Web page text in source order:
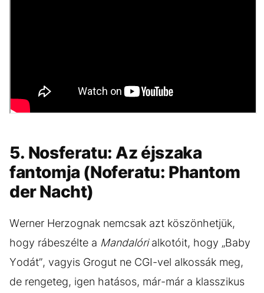
5. Nosferatu: Az éjszaka
fantomja (Noferatu: Phantom
der Nacht)
Werner Herzognak nemcsak azt köszönhetjük,
hogy rábeszélte a Mandalórialkotóit, hogy „Baby
Yodát”, vagyis Grogut ne CGI-vel alkossák meg,
de rengeteg, igen hatásos, már-már a klasszikus